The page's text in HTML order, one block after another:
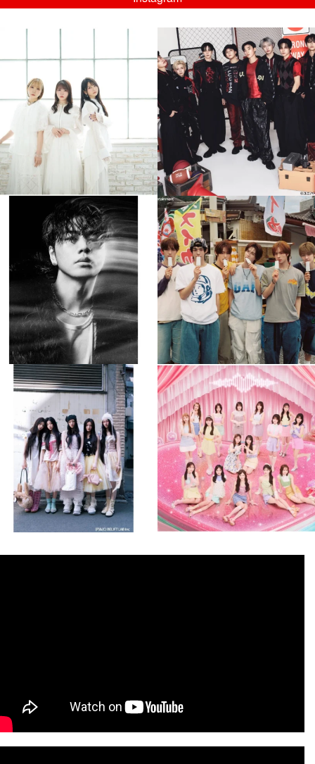
💡8/5(水)特番放送！
...
8月 4
4 0
musicjapantv
💡08/05(水)23:00特番放送！
...
8月 4
4 0
musicjapantv
💡8月特番放送決定！
...
8月 4
477 0
musicjapantv
💡8月特番放送決定！
...
8月 4
6 0
musicjapantv
💡8月特番放送決定！
8月 4
2 0
musicjapantv
💡8月特番放送決定！
...
8月 4
2 0